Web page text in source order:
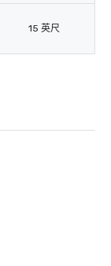
15 英尺